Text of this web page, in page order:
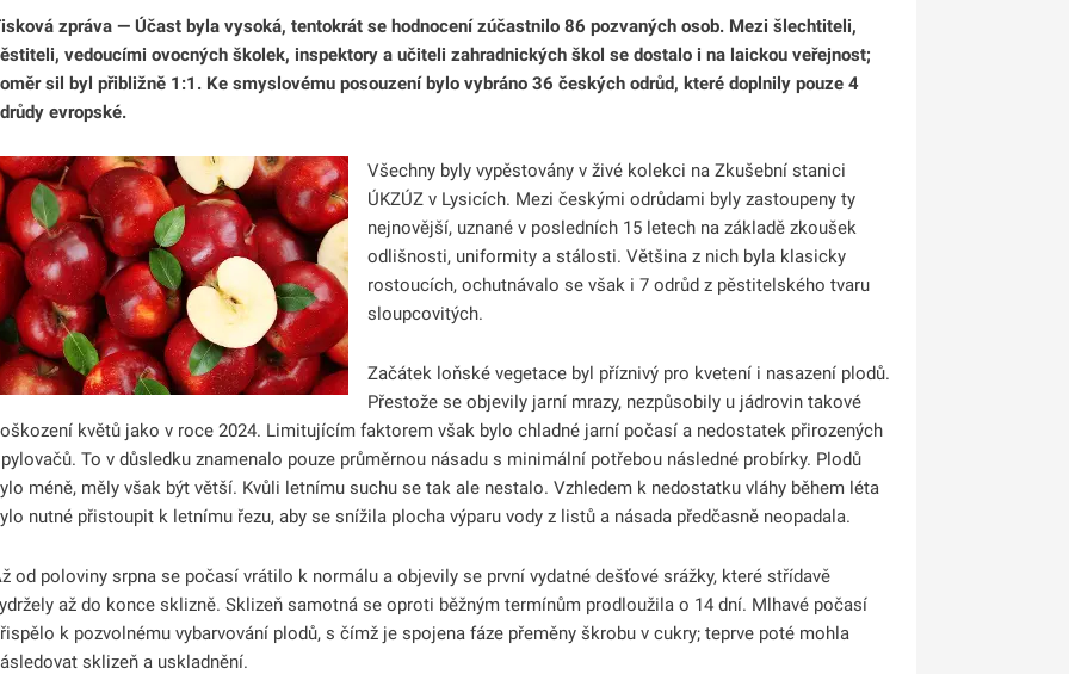
zpráva — Účast byla vysoká, tentokrát se hodnocení zúčastnilo 86 pozvaných osob. Mezi šlechtiteli,
vedoucími ovocných školek, inspektory a učiteli zahradnických škol se dostalo i na laickou veřejnost;
sil byl přibližně 1:1. Ke smyslovému posouzení bylo vybráno 36 českých odrůd, které doplnily pouze 4
evropské.
Všechny byly vypěstovány v živé kolekci na Zkušební stanici
ÚKZÚZ v Lysicích. Mezi českými odrůdami byly zastoupeny ty
nejnovější, uznané v posledních 15 letech na základě zkoušek
odlišnosti, uniformity a stálosti. Většina z nich byla klasicky
rostoucích, ochutnávalo se však i 7 odrůd z pěstitelského tvaru
sloupcovitých.
Začátek loňské vegetace byl příznivý pro kvetení i nasazení plodů.
Přestože se objevily jarní mrazy, nezpůsobily u jádrovin takové
květů jako v roce 2024. Limitujícím faktorem však bylo chladné jarní počasí a nedostatek přirozených
To v důsledku znamenalo pouze průměrnou násadu s minimální potřebou následné probírky. Plodů
méně, měly však být větší. Kvůli letnímu suchu se tak ale nestalo. Vzhledem k nedostatku vláhy během léta
nutné přistoupit k letnímu řezu, aby se snížila plocha výparu vody z listů a násada předčasně neopadala.
od poloviny srpna se počasí vrátilo k normálu a objevily se první vydatné dešťové srážky, které střídavě
až do konce sklizně. Sklizeň samotná se oproti běžným termínům prodloužila o 14 dní. Mlhavé počasí
k pozvolnému vybarvování plodů, s čímž je spojena fáze přeměny škrobu v cukry; teprve poté mohla
sklizeň a uskladnění.